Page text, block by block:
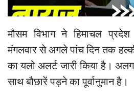
मौसम विभाग ने हिमाचल
मंगलवार से अगले पांच दिन तक
का यलो अलर्ट जारी किया है।
साथ बौछारें पड़ने का पूर्वानुमान है।